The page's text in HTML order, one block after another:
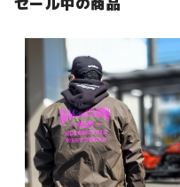
セール中の商品